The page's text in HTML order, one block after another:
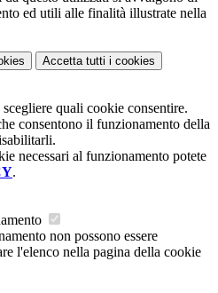
ed utili alle finalità illustrate nella
Accetta tutti i cookies
quali cookie consentire.
consentono il funzionamento della
necessari al funzionamento potete
.
non possono essere
l'elenco nella pagina della cookie